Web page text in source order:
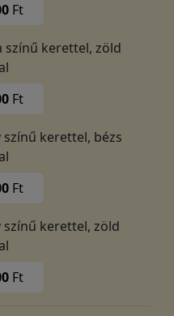
Ft
színű kerettel, zöld
Ft
színű kerettel, bézs
Ft
színű kerettel, zöld
Ft